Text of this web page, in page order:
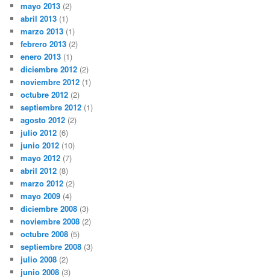
mayo 2013 (2)
abril 2013 (1)
marzo 2013 (1)
febrero 2013 (2)
enero 2013 (1)
diciembre 2012 (2)
noviembre 2012 (1)
octubre 2012 (2)
septiembre 2012 (1)
agosto 2012 (2)
julio 2012 (6)
junio 2012 (10)
mayo 2012 (7)
abril 2012 (8)
marzo 2012 (2)
mayo 2009 (4)
diciembre 2008 (3)
noviembre 2008 (2)
octubre 2008 (5)
septiembre 2008 (3)
julio 2008 (2)
junio 2008 (3)